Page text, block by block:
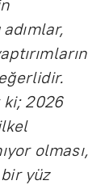
ki; 2026
olması,
yüz